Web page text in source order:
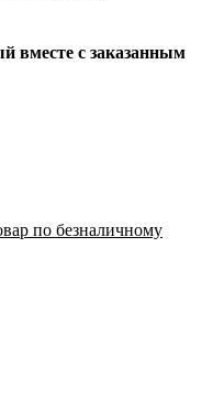
вместе с заказанным
по безналичному